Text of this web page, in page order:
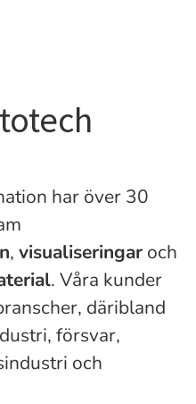
har över 30
, visualiseringaroch
. Våra kunder
däribland
försvar,
och